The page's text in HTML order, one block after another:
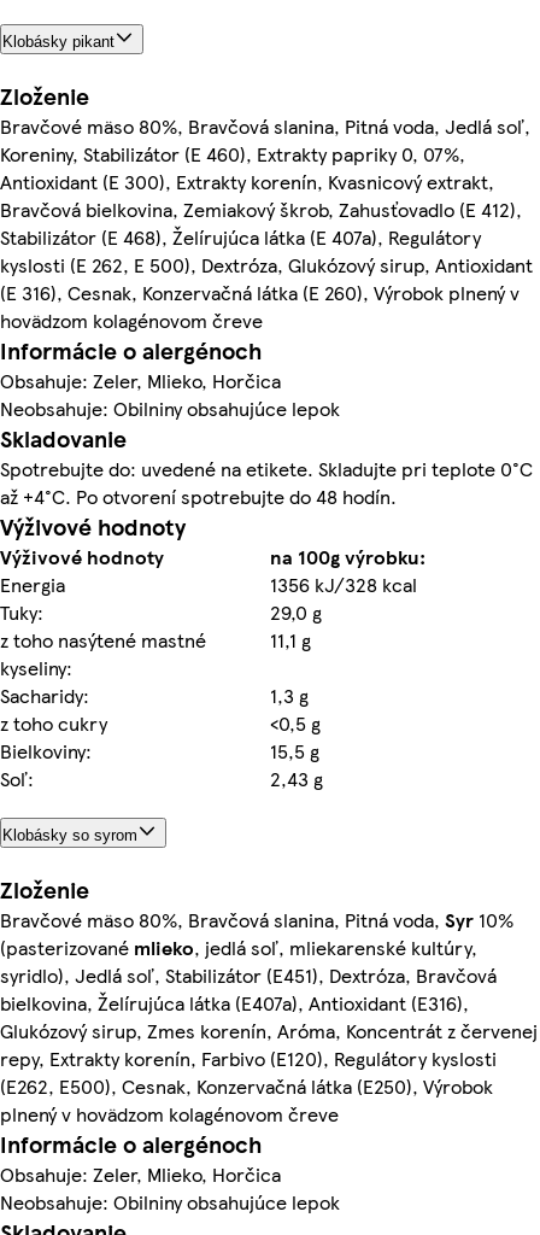
Klobásky pikant
Zloženie
Bravčové mäso 80%, Bravčová slanina, Pitná voda, Jedlá soľ,
Koreniny, Stabilizátor (E 460), Extrakty papriky 0, 07%,
Antioxidant (E 300), Extrakty korenín, Kvasnicový extrakt,
Bravčová bielkovina, Zemiakový škrob, Zahusťovadlo (E 412),
Stabilizátor (E 468), Želírujúca látka (E 407a), Regulátory
kyslosti (E 262, E 500), Dextróza, Glukózový sirup, Antioxidant
(E 316), Cesnak, Konzervačná látka (E 260), Výrobok plnený v
hovädzom kolagénovom čreve
Informácie o alergénoch
Obsahuje: Zeler, Mlieko, Horčica
Neobsahuje: Obilniny obsahujúce lepok
Skladovanie
Spotrebujte do: uvedené na etikete. Skladujte pri teplote 0°C
až +4°C. Po otvorení spotrebujte do 48 hodín.
Výživové hodnoty
Výživové hodnoty
na 100g výrobku:
Energia
1356 kJ/328 kcal
Tuky:
29,0 g
z toho nasýtené mastné
kyseliny:
11,1 g
Sacharidy:
1,3 g
z toho cukry
<0,5 g
Bielkoviny:
15,5 g
Soľ:
2,43 g
Klobásky so syrom
Zloženie
Bravčové mäso 80%, Bravčová slanina, Pitná voda, Syr 10%
(pasterizované mlieko, jedlá soľ, mliekarenské kultúry,
syridlo), Jedlá soľ, Stabilizátor (E451), Dextróza, Bravčová
bielkovina, Želírujúca látka (E407a), Antioxidant (E316),
Glukózový sirup, Zmes korenín, Aróma, Koncentrát z červenej
repy, Extrakty korenín, Farbivo (E120), Regulátory kyslosti
(E262, E500), Cesnak, Konzervačná látka (E250), Výrobok
plnený v hovädzom kolagénovom čreve
Informácie o alergénoch
Obsahuje: Zeler, Mlieko, Horčica
Neobsahuje: Obilniny obsahujúce lepok